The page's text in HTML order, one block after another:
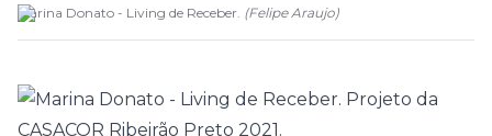
Marina Donato - Living de Receber. (Felipe Araujo)